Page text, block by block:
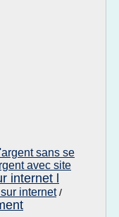
sans se
avec site
internet l
internet/